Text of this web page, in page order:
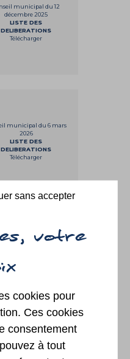
municipal du 12
décembre 2025
LISTE DES
DELIBERATIONS
Télécharger
municipal du 6 mars
2026
LISTE DES
DELIBERATIONS
Télécharger
municipal du 3 avril
DELIBERATIONS
cookies pour
Ces cookies
consentement
à tout
sans accepter